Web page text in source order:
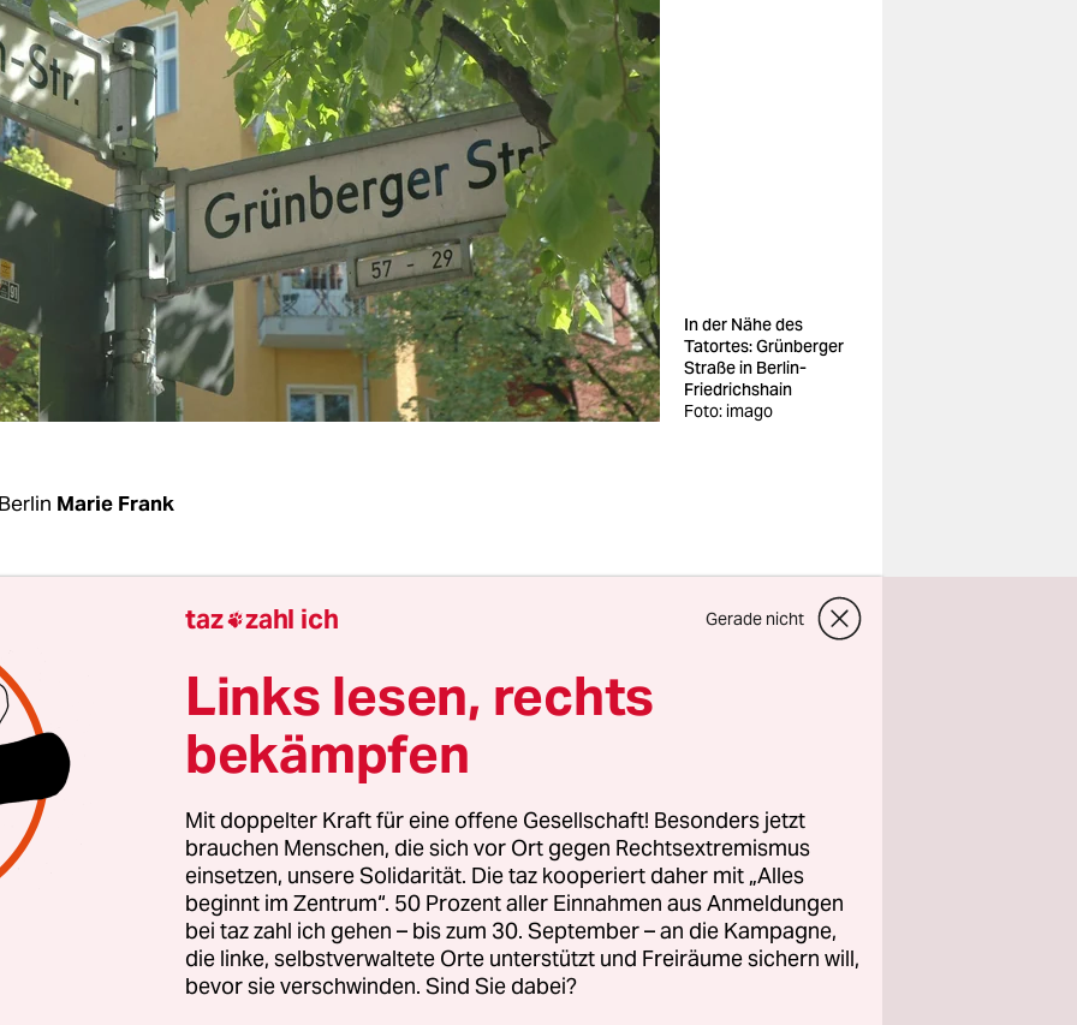
In der Nähe des
Tatortes: Grünberger
Straße in Berlin-
Friedrichshain
Foto: imago
Marie Frank
Hausprojekt Grünberger 73 in Friedrichshain wurde
Brandanschlag verübt. Am Montagmorgen gegen 6 Uhr
die Be­woh­ne­r*in­nen, dass das Müllhaus im Hinterhof in
„Die Flammen gingen bis zum dritten Stock“, berichtet
Sam Kowalski der taz. Nach etwa einer Stunde habe
den Brand löschen können. „Es wurde zum Glück
so Kowalski. Nur umstehende Fahrräder und
Schaden genommen. „Leider müssen wir von einem
ausgehen“, teilten die Be­woh­ne­r*in­nen am Mittwoch
schon sehr gefährlich und
taz zahl ich Gerade nicht
Links lesen, rechts
bekämpfen
Mit doppelter Kraft für eine offene Gesellschaft! Besonders jetzt
brauchen Menschen, die sich vor Ort gegen Rechtsextremismus
einsetzen, unsere Solidarität. Die taz kooperiert daher mit „Alles
beginnt im Zentrum“. 50 Prozent aller Einnahmen aus Anmeldungen
bei taz zahl ich gehen – bis zum 30. September – an die Kampagne,
die linke, selbstverwaltete Orte unterstützt und Freiräume sichern will,
bevor sie verschwinden. Sind Sie dabei?